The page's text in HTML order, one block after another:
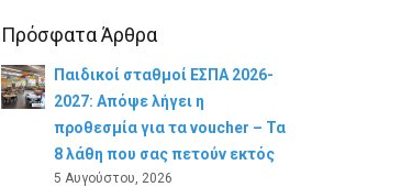
Πρόσφατα Άρθρα
Παιδικοί σταθμοί ΕΣΠΑ 2026-
2027: Απόψε λήγει η
προθεσμία για τα voucher – Τα
8 λάθη που σας πετούν εκτός
5 Αυγούστου, 2026